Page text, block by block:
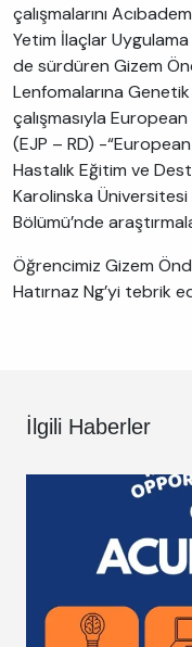
çalışmalarını
Yetim İlaçlar Uygulama
de sürdüren Gizem
Lenfomalarına Genetik
çalışmasıyla
(EJP – RD) -
Hastalık Eğitim ve
Karolinska
Bölümü’nde
Öğrencimiz Gizem
Hatırnaz Ng’yi tebrik
İlgili Haberler